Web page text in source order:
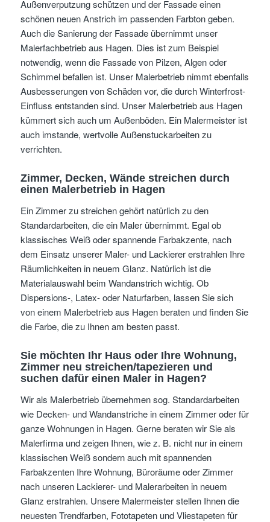
Außenverputzung schützen und der Fassade einen
schönen neuen Anstrich im passenden Farbton geben.
Auch die Sanierung der Fassade übernimmt unser
Malerfachbetrieb aus Hagen. Dies ist zum Beispiel
notwendig, wenn die Fassade von Pilzen, Algen oder
Schimmel befallen ist. Unser Malerbetrieb nimmt ebenfalls
Ausbesserungen von Schäden vor, die durch Winterfrost-
Einfluss entstanden sind. Unser Malerbetrieb aus Hagen
kümmert sich auch um Außenböden. Ein Malermeister ist
auch imstande, wertvolle Außenstuckarbeiten zu
verrichten.
Zimmer, Decken, Wände streichen durch
einen Malerbetrieb in Hagen
Ein Zimmer zu streichen gehört natürlich zu den
Standardarbeiten, die ein Maler übernimmt. Egal ob
klassisches Weiß oder spannende Farbakzente, nach
dem Einsatz unserer Maler- und Lackierer erstrahlen Ihre
Räumlichkeiten in neuem Glanz. Natürlich ist die
Materialauswahl beim Wandanstrich wichtig. Ob
Dispersions-, Latex- oder Naturfarben, lassen Sie sich
von einem Malerbetrieb aus Hagen beraten und finden Sie
die Farbe, die zu Ihnen am besten passt.
Sie möchten Ihr Haus oder Ihre Wohnung,
Zimmer neu streichen/tapezieren und
suchen dafür einen Maler in Hagen?
Wir als Malerbetrieb übernehmen sog. Standardarbeiten
wie Decken- und Wandanstriche in einem Zimmer oder für
ganze Wohnungen in Hagen. Gerne beraten wir Sie als
Malerfirma und zeigen Ihnen, wie z. B. nicht nur in einem
klassischen Weiß sondern auch mit spannenden
Farbakzenten Ihre Wohnung, Büroräume oder Zimmer
nach unseren Lackierer- und Malerarbeiten in neuem
Glanz erstrahlen. Unsere Malermeister stellen Ihnen die
neuesten Trendfarben, Fototapeten und Vliestapeten für